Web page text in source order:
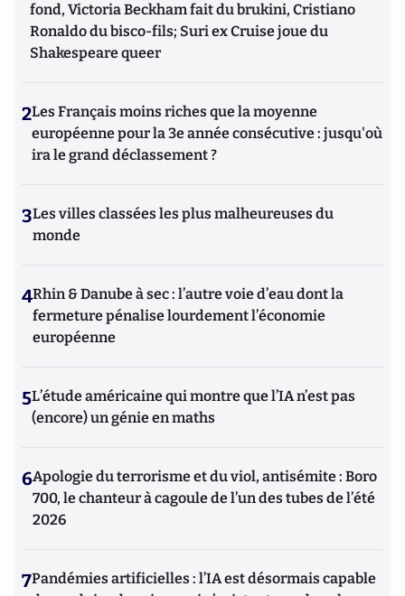
fond, Victoria Beckham fait du brukini, Cristiano
Ronaldo du bisco-fils; Suri ex Cruise joue du
Shakespeare queer
2Les Français moins riches que la moyenne
européenne pour la 3e année consécutive : jusqu'où
ira le grand déclassement ?
3Les villes classées les plus malheureuses du
monde
4Rhin & Danube à sec : l’autre voie d’eau dont la
fermeture pénalise lourdement l’économie
européenne
5L’étude américaine qui montre que l’IA n’est pas
(encore) un génie en maths
6Apologie du terrorisme et du viol, antisémite : Boro
700, le chanteur à cagoule de l’un des tubes de l’été
2026
7Pandémies artificielles : l’IA est désormais capable